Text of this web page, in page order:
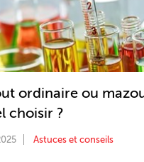
ordinaire ou
choisir ?
Astuces et conseils